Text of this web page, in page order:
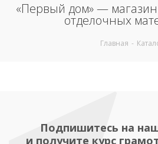
«Первый дом» —
отделочных
Главная -
Подпишитесь на
и получите курс